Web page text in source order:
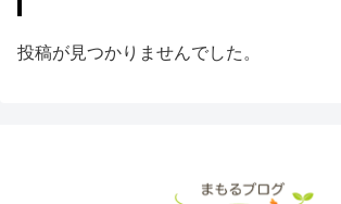
投稿が見つかりませんでした。